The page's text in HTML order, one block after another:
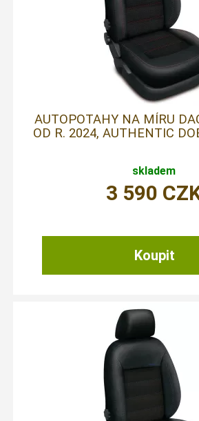
AUTOPOTAHY NA MÍRU
OD R. 2024, AUTHENTIC
skladem
3 590